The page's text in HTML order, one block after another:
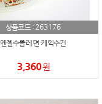
상품코드 :263176
엔젤수플레 면 케익수건
3,360원